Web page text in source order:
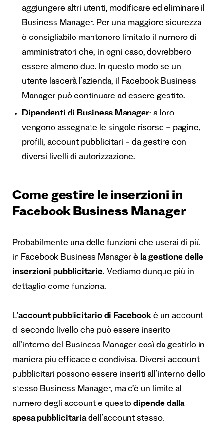
aggiungere altri utenti, modificare ed eliminare il
Business Manager. Per una maggiore sicurezza
è consigliabile mantenere limitato il numero di
amministratori che, in ogni caso, dovrebbero
essere almeno due. In questo modo se un
utente lascerà l’azienda, il Facebook Business
Manager può continuare ad essere gestito.
Dipendenti di Business Manager: a loro
vengono assegnate le singole risorse – pagine,
profili, account pubblicitari – da gestire con
diversi livelli di autorizzazione.
Come gestire le inserzioni in
Facebook Business Manager
Probabilmente una delle funzioni che userai di più
in Facebook Business Manager è la gestione delle
inserzioni pubblicitarie. Vediamo dunque più in
dettaglio come funziona.
L’account pubblicitario di Facebook è un account
di secondo livello che può essere inserito
all’interno del Business Manager così da gestirlo in
maniera più efficace e condivisa. Diversi account
pubblicitari possono essere inseriti all’interno dello
stesso Business Manager, ma c’è un limite al
numero degli account e questo dipende dalla
spesa pubblicitariadell’account stesso.